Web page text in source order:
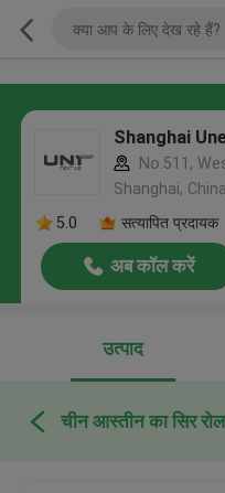
Shanghai
No.511,
Shanghai,
5.0
सत्यापित प्रदायक
अब कॉल करें
उत्पाद
चीन आस्तीन का सिर रोल